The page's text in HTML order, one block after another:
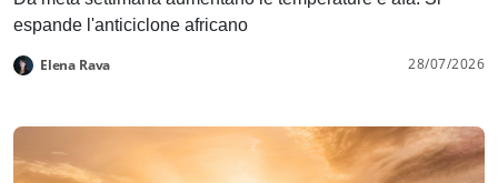
espande l'anticiclone africano
Elena Rava 28/07/2026